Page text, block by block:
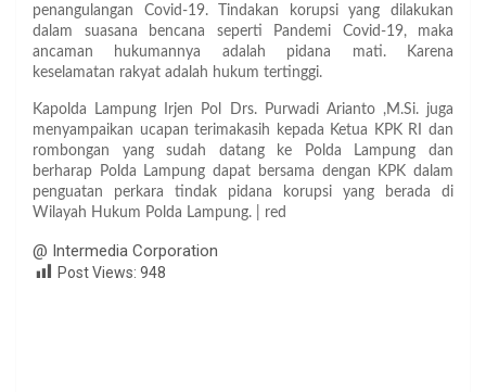
penangulangan Covid-19. Tindakan korupsi yang dilakukan
dalam suasana bencana seperti Pandemi Covid-19, maka
ancaman hukumannya adalah pidana mati. Karena
keselamatan rakyat adalah hukum tertinggi.
Kapolda Lampung Irjen Pol Drs. Purwadi Arianto ,M.Si. juga
menyampaikan ucapan terimakasih kepada Ketua KPK RI dan
rombongan yang sudah datang ke Polda Lampung dan
berharap Polda Lampung dapat bersama dengan KPK dalam
penguatan perkara tindak pidana korupsi yang berada di
Wilayah Hukum Polda Lampung. | red
@ Intermedia Corporation
Post Views: 948